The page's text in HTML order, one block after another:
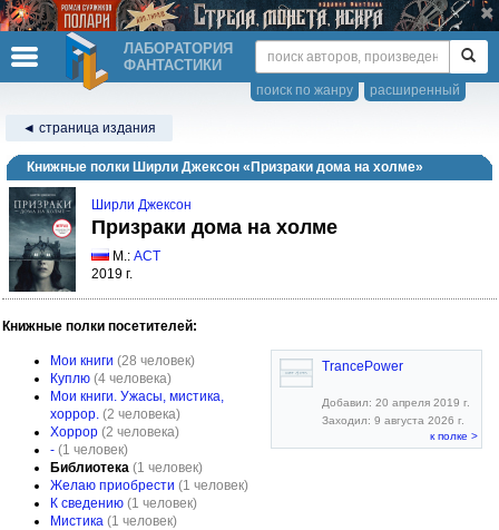
ЛАБОРАТОРИЯ
ФАНТАСТИКИ
расширенный
поиск по жанру
◄ страница издания
Книжные полки Ширли Джексон «Призраки дома на холме»
Ширли Джексон
Призраки дома на холме
М.: АСТ
2019 г.
Книжные полки посетителей:
Мои книги (28 человек)
Куплю (4 человека)
Мои книги. Ужасы, мистика,
хоррор. (2 человека)
Хоррор (2 человека)
- (1 человек)
Библиотека (1 человек)
Желаю приобрести (1 человек)
К сведению (1 человек)
Мистика (1 человек)
TrancePower
Добавил: 20 апреля 2019 г.
Заходил: 9 августа 2026 г.
к полке >